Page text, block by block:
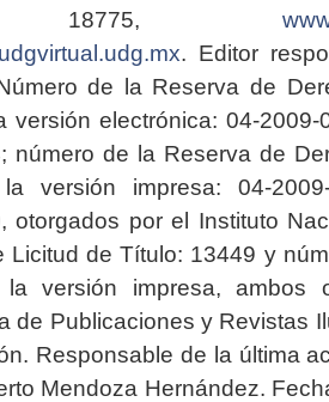
18775,
. Editor
de la Reserva de
versión electrónica: 04-2009-
número de la Reserva de
versión impresa: 04-2009-
otorgados por el Instituto
Licitud de Título: 13449 y
versión impresa, ambos
de Publicaciones y Revistas
Responsable de la última
Mendoza Hernández.